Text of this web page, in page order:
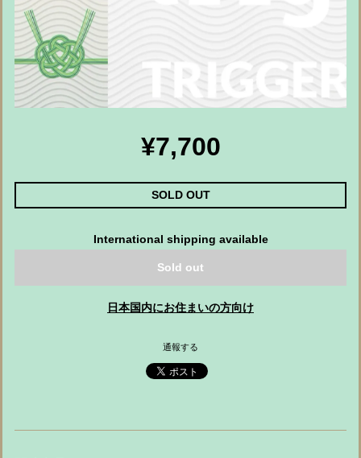
¥7,700
SOLD OUT
International shipping available
Sold out
日本国内にお住まいの方向け
通報する